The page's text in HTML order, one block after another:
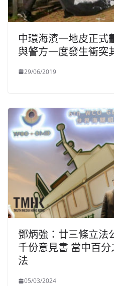
中環海濱一地皮正式
與警方一度發生衝突
29/06/2019
鄧炳強：廿三條立法
千份意見書 當中百
法
05/03/2024